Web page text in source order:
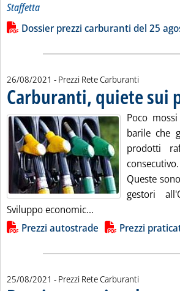
Staffetta
Leggi tutta la notizia: 'Dossier prezzi
Lista allegati PDF alla notizia
Dossier prezzi carburanti del 25
26/08/2021 - Prezzi Rete Carburanti
Carburanti, quiete sui
Poco
barile che
prodotti
consecutivo.
Queste
gestori
Sviluppo economic...
Lista allegati PDF alla notizia
Prezzi autostrade Prezzi
25/08/2021 - Prezzi Rete Carburanti